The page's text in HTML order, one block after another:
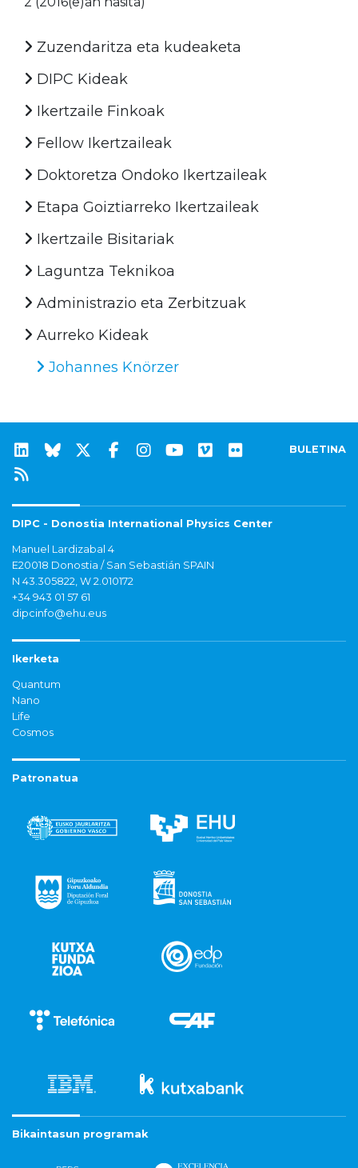
Zuzendaritza eta kudeaketa
DIPC Kideak
Ikertzaile Finkoak
Fellow Ikertzaileak
Doktoretza Ondoko Ikertzaileak
Etapa Goiztiarreko Ikertzaileak
Ikertzaile Bisitariak
Laguntza Teknikoa
Administrazio eta Zerbitzuak
Aurreko Kideak
Johannes Knörzer
BULETINA
DIPC - Donostia International Physics Center
Manuel Lardizabal 4
E20018 Donostia / San Sebastián SPAIN
N 43.305822, W 2.010172
+34 943 01 57 61
dipcinfo@ehu.eus
Ikerketa
Quantum
Nano
Life
Cosmos
Patronatua
Bikaintasun programak